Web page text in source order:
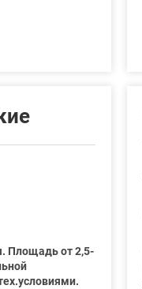
Площадь от 2,5-